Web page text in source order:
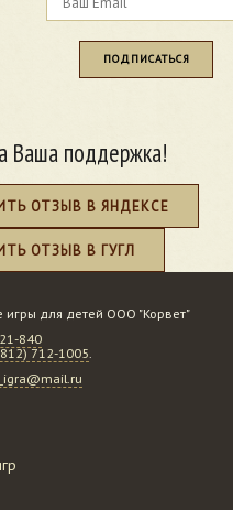
Ваша поддержка!
ОТЗЫВ В ЯНДЕКСЕ
ОТЗЫВ В ГУГЛ
игры для детей ООО "Корвет"
840
712-1005